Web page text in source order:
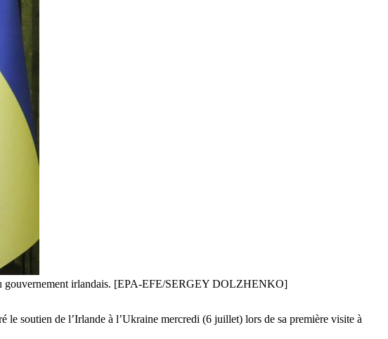
gouvernement irlandais. [EPA-EFE/SERGEY DOLZHENKO]
soutien de l’Irlande à l’Ukraine mercredi (6 juillet) lors de sa première visite à